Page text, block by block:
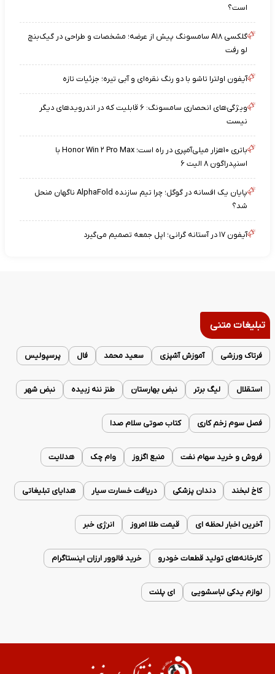
است؟
گلکسی A۱۸ سامسونگ پیش از عرضه؛ مشخصات و طراحی در گیک‌بنچ
لو رفت
آیفون اولترا تاشو با دو رنگ نقره‌ای و آبی تیره؛ جزئیات تازه
ویژگی‌های انحصاری سامسونگ: ۶ قابلیت که در اندرویدهای دیگر
نیست
باتری ۱۰هزار میلی‌آمپری در راه است؛ Honor Win ۲ Pro Max با
اسنپدراگون ۸ الیت ۶
پایان یک افسانه در گوگل؛ چرا تیم سازنده AlphaFold ناگهان منحل
شد؟
آیفون ۱۷ در آستانه گرانی؛ اپل جمعه تصمیم می‌گیرد
تبلیغات متنی
فرتاک ورزشی آموزش آشپزی سعید محمد فال پرسپولیس
استقلال لیگ برتر نبض بهارستان طنز ننه زبیده نبض شهر
فصل سوم زخم کاری کتاب صوتی سلام صدا
فروش و خرید سهام نفت منبع اگزوز وام چک هدلایت
کاخ لبخند دندان پزشکی دریافت خسارت سیار هدایای تبلیغاتی
آخرین اخبار لحظه ای قیمت طلا امروز انرژی خبر
کارخانه‌های تولید قطعات خودرو خرید فالوور ارزان اینستاگرام
لوازم یدکی لباسشویی ای پلنت